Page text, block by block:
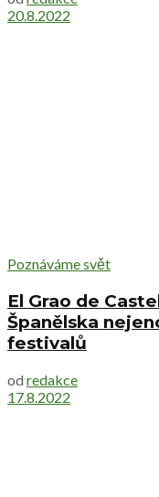
20.8.2022
Poznáváme svět
El Grao de
Španělska
festivalů
od redakce
17.8.2022